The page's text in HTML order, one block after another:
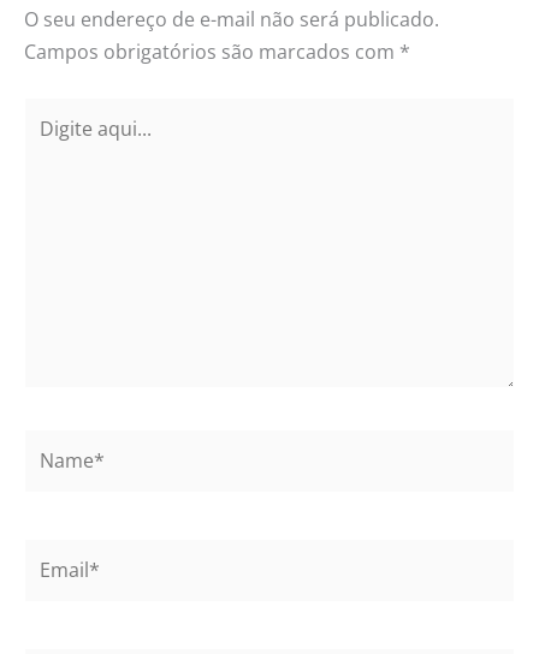
O seu endereço de e-mail não será publicado.
Campos obrigatórios são marcados com *
aqui...